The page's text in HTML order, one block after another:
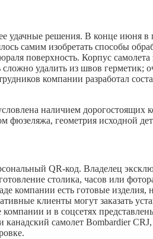
удачные решения. В конце июня
самим изобретать способы
поверхность. Корпус самолета
удалить из швов герметик;
компании разработал
наличием
геометрия исходной
QR-код. Владелец
столика, часов или
компании есть готовые изделия,
клиенты могут заказать
и в соцсетях
самолет Bombardier